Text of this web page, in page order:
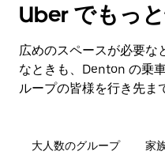
Uber でもっ
広めのスペースが必要な
なときも、Denton の乗
ループの皆様を行き先ま
大人数のグループ 家